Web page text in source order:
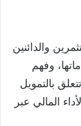
والدائنين
وفهم
بالتمويل
المالي عبر